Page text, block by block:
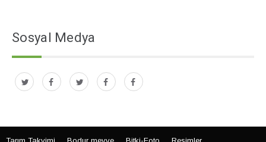
Sosyal Medya